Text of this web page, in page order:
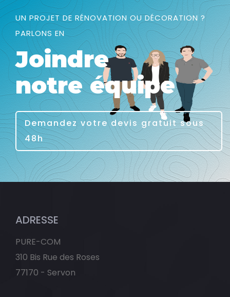
UN PROJET DE RÉNOVATION OU DÉCORATION ?
PARLONS EN
Joindre
notre équipe
Demandez votre devis gratuit sous
48h
ADRESSE
PURE-COM
310 Bis Rue des Roses
77170 - Servon